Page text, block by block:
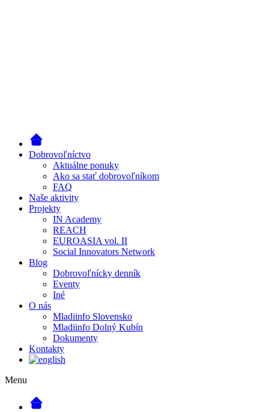
Dobrovoľníctvo
Aktuálne ponuky
Ako sa stať dobrovoľníkom
FAQ
Naše aktivity
Projekty
IN Academy
REACH
EUROASIA vol. II
Social Innovators Network
Blog
Dobrovoľnícky denník
Eventy
Iné
O nás
Mladiinfo Slovensko
Mladiinfo Dolný Kubín
Dokumenty
Kontakty
Menu